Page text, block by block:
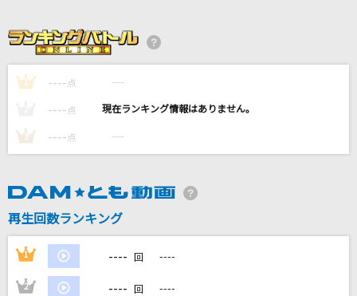
会いたくて
Ado
夜の踊り子
[生音]傘
DAMの新曲・ランキングなど
1 ---- 点 ----
---- 点 ----
3 ---- 点 ----
再生回数ランキング
1 ---- 回 ----
2 ---- 回 ----